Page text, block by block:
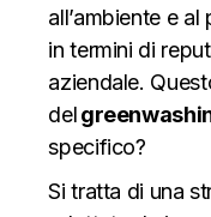
all’ambiente e
in termini di
aziendale.
del
specifico?
Si tratta di una